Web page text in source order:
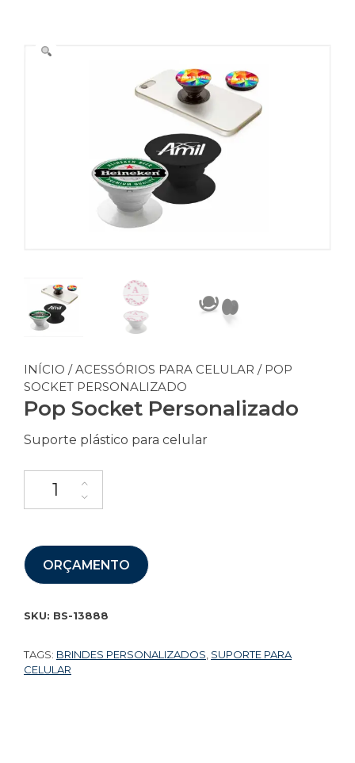
INÍCIO /ACESSÓRIOS PARA CELULAR / POP
SOCKET PERSONALIZADO
Pop Socket Personalizado
Suporte plástico para celular
ORÇAMENTO
SKU: BS-13888
TAGS: BRINDES PERSONALIZADOS SUPORTE PARA
CELULAR